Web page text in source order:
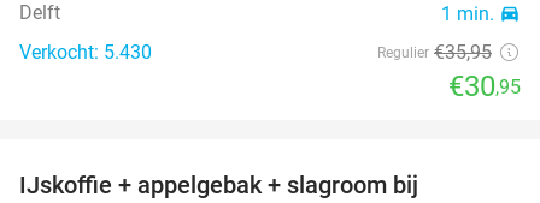
Delft 1 min. directions_car
Verkocht: 5.430 Regulier €35,95
€30,95
IJskoffie + appelgebak + slagroom bij